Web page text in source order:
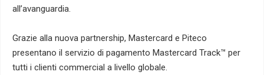
all’avanguardia.
Grazie alla nuova partnership, Mastercard e Piteco
presentano il servizio di pagamento Mastercard Track™ per
tutti i clienti commercial a livello globale.